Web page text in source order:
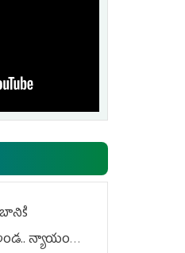
న్యాయం